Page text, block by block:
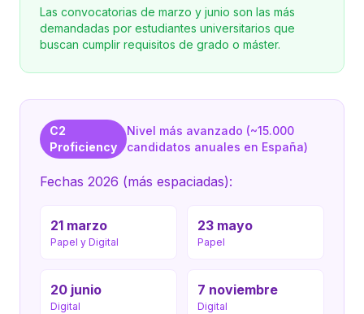
Las convocatorias de marzo y junio son las más
demandadas por estudiantes universitarios que
buscan cumplir requisitos de grado o máster.
C2
Proficiency
Nivel más avanzado (~15.000
candidatos anuales en España)
Fechas 2026 (más espaciadas):
21 marzo
Papel y Digital
23 mayo
Papel
20 junio
Digital
7 noviembre
Digital